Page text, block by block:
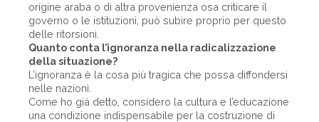
origine araba o di altra provenienza osa criticare il
governo o le istituzioni, può subire proprio per questo
delle ritorsioni.
Quanto conta l’ignoranza nella radicalizzazione
della situazione?
L’ignoranza è la cosa più tragica che possa diffondersi
nelle nazioni.
Come ho già detto, considero la cultura e l’educazione
una condizione indispensabile per la costruzione di